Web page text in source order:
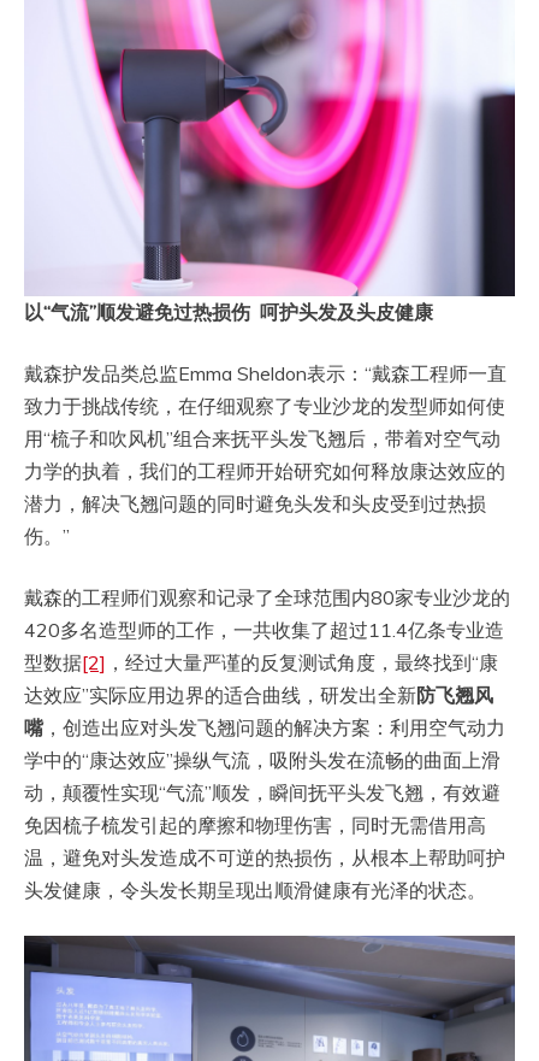
以“气流”顺发避免过热损伤 呵护头发及头皮健康
戴森护发品类总监Emma Sheldon表示：“戴森工程师一直
致力于挑战传统，在仔细观察了专业沙龙的发型师如何使
用“梳子和吹风机”组合来抚平头发飞翘后，带着对空气动
力学的执着，我们的工程师开始研究如何释放康达效应的
潜力，解决飞翘问题的同时避免头发和头皮受到过热损
伤。”
戴森的工程师们观察和记录了全球范围内80家专业沙龙的
420多名造型师的工作，一共收集了超过11.4亿条专业造
型数据[2] ，经过大量严谨的反复测试角度，最终找到“康
达效应”实际应用边界的适合曲线，研发出全新防飞翘风
嘴，创造出应对头发飞翘问题的解决方案：利用空气动力
学中的“康达效应”操纵气流，吸附头发在流畅的曲面上滑
动，颠覆性实现“气流”顺发，瞬间抚平头发飞翘，有效避
免因梳子梳发引起的摩擦和物理伤害，同时无需借用高
温，避免对头发造成不可逆的热损伤，从根本上帮助呵护
头发健康，令头发长期呈现出顺滑健康有光泽的状态。